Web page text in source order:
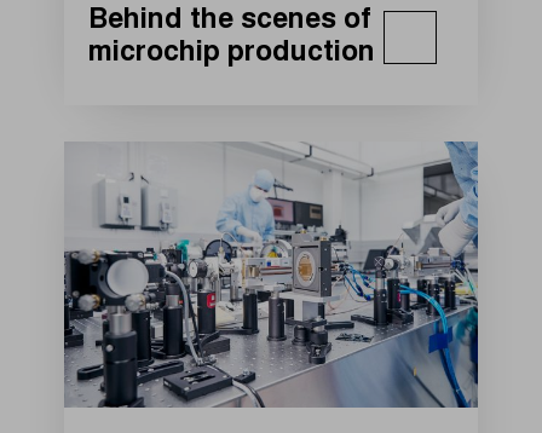
Behind the scenes of
microchip production